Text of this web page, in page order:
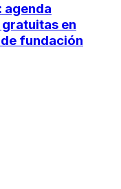
agenda
en
fundación